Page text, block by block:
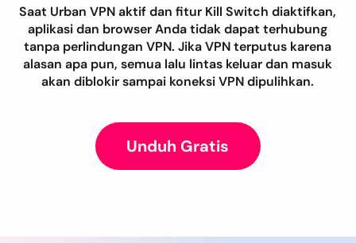
Saat Urban VPN aktif dan fitur Kill Switch diaktifkan,
aplikasi dan browser Anda tidak dapat terhubung
tanpa perlindungan VPN. Jika VPN terputus karena
alasan apa pun, semua lalu lintas keluar dan masuk
akan diblokir sampai koneksi VPN dipulihkan.
Unduh Gratis